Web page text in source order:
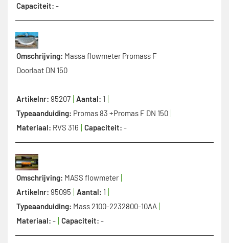
Capaciteit: -
Omschrijving: Massa flowmeter Promass F
Doorlaat DN 150
Artikelnr: 95207 Aantal: 1
Typeaanduiding: Promas 83 +Promas F DN 150
Materiaal: RVS 316 Capaciteit: -
Omschrijving: MASS flowmeter
Artikelnr: 95095 Aantal: 1
Typeaanduiding: Mass 2100-2232800-10AA
Materiaal: - Capaciteit: -